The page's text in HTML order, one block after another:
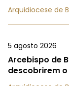
Arquidiocese de
5 agosto 2026
Arcebispo de
descobrirem